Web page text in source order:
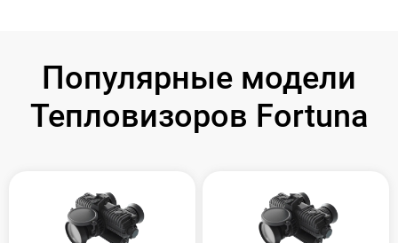
Популярные модели
Тепловизоров Fortuna